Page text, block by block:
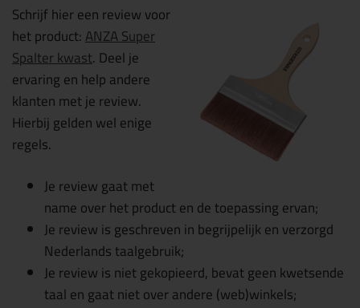
Schrijf hier een review voor
het product:ANZA Super
Spalter kwast. Deel je
ervaring en help andere
klanten met je review.
Hierbij gelden wel enige
regels.
Je review gaat met
name over het product en de toepassing ervan;
Je review is geschreven in begrijpelijk en verzorgd
Nederlands taalgebruik;
Je review is niet gekopieerd, bevat geen kwetsende
taal en gaat niet over andere (web)winkels;